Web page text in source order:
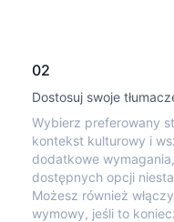
02
Dostosuj swoje
Wybierz preferowany
kontekst kulturowy i
dodatkowe
dostępnych opcji
Możesz również
wymowy, jeśli to